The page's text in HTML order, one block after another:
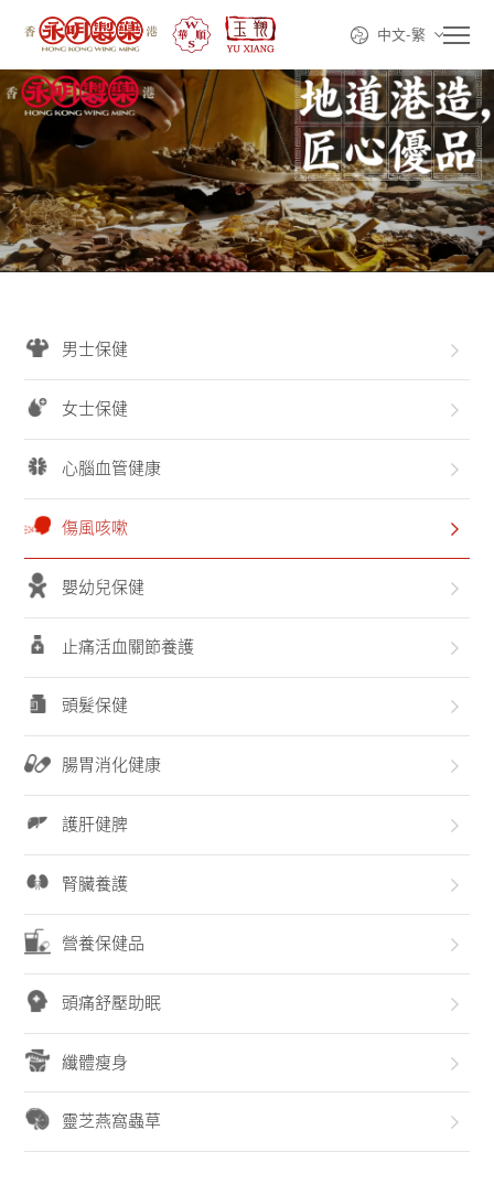
中文-繁
首頁
走進永明
產品系列
線上購買
動態資訊
聯系我們
男士保健
女士保健
心腦血管健康
傷風咳嗽
嬰幼兒保健
止痛活血關節養護
頭髮保健
腸胃消化健康
護肝健脾
腎臟養護
營養保健品
頭痛舒壓助眠
纖體瘦身
靈芝燕窩蟲草